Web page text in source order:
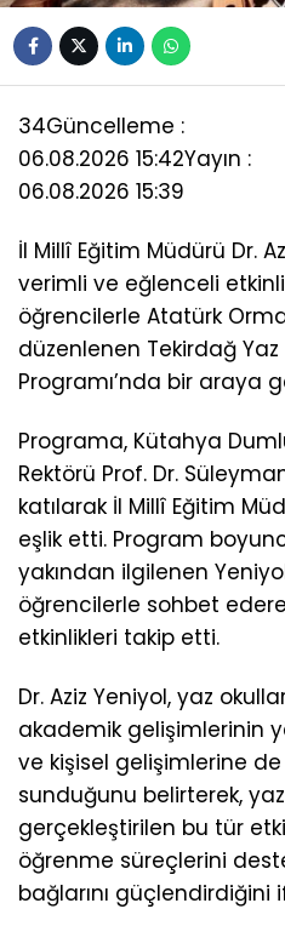
34Güncelleme :
06.08.2026 15:42Yayın :
06.08.2026 15:39
İl Millî Eğitim Müdürü Dr.
verimli ve eğlenceli
öğrencilerle Atatürk
düzenlenen Tekirdağ Yaz
Programı’nda bir araya
Programa, Kütahya
Rektörü Prof. Dr.
katılarak İl Millî Eğitim
eşlik etti. Program
yakından ilgilenen
öğrencilerle sohbet
etkinlikleri takip etti.
Dr. Aziz Yeniyol, yaz
akademik gelişimlerinin
ve kişisel gelişimlerine
sunduğunu belirterek,
gerçekleştirilen bu tür
öğrenme süreçlerini
bağlarını güçlendirdiğini